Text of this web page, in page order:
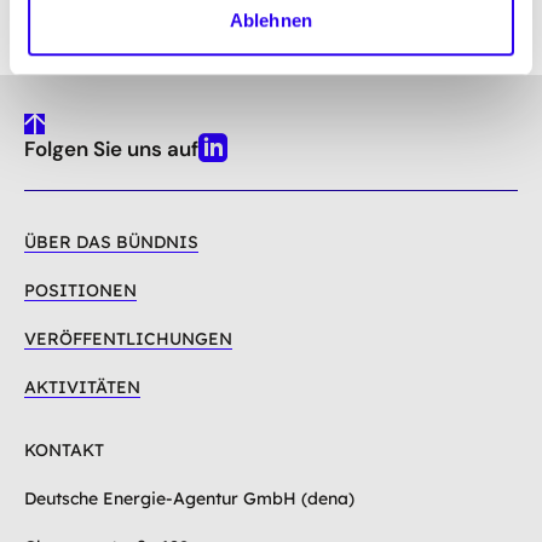
Ablehnen
gehe
nach
Folgen Sie uns aufLinkedin
ÜBER DAS BÜNDNIS
POSITIONEN
VERÖFFENTLICHUNGEN
AKTIVITÄTEN
KONTAKT
Deutsche Energie-Agentur GmbH (dena)